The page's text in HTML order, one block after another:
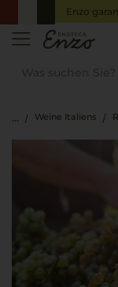
Enzo
Weine Italiens